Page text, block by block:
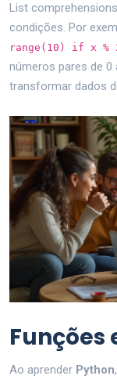
List
condições. Por
range(10) if x %
números pares de 0
transformar dados
Funções
Ao aprender Python